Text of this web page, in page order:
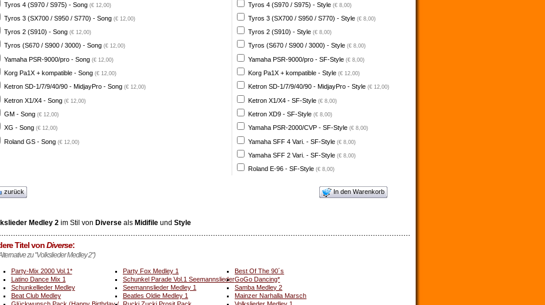
Tyros 4 (S970 / S975) - Song (€ 12,00)
Tyros 3 (SX700 / S950 / S770) - Song (€ 12,00)
Tyros 2 (S910) - Song (€ 12,00)
Tyros (S670 / S900 / 3000) - Song (€ 12,00)
Yamaha PSR-9000/pro - Song (€ 12,00)
Korg Pa1X + kompatible - Song (€ 12,00)
Ketron SD-1/7/9/40/90 - MidjayPro - Song (€ 12,00)
Ketron X1/X4 - Song (€ 12,00)
GM - Song (€ 12,00)
XG - Song (€ 12,00)
Roland GS - Song (€ 12,00)
Tyros 4 (S970 / S975) - Style (€ 8,00)
Tyros 3 (SX700 / S950 / S770) - Style (€ 8,00)
Tyros 2 (S910) - Style (€ 8,00)
Tyros (S670 / S900 / 3000) - Style (€ 8,00)
Yamaha PSR-9000/pro - SF-Style (€ 8,00)
Korg Pa1X + kompatible - Style (€ 12,00)
Ketron SD-1/7/9/40/90 - MidjayPro - Style (€ 12,00)
Ketron X1/X4 - SF-Style (€ 8,00)
Ketron XD9 - SF-Style (€ 8,00)
Yamaha PSR-2000/CVP - SF-Style (€ 8,00)
Yamaha SFF 4 Vari. - SF-Style (€ 8,00)
Yamaha SFF 2 Vari. - SF-Style (€ 8,00)
Roland E-96 - SF-Style (€ 8,00)
zurück In den Warenkorb
Medley 2im Stil von Diverseals Midifileund Style
Titel vonDiverse:
zu "Volkslieder Medley 2")
Party-Mix 2000 Vol.1* Party Fox Medley 1
Best Of The 90´s
Latino Dance Mix 1
Schunkel Parade Vol.1 SeemannsliederGoGo Dancing*
Schunkellieder Medley
Seemannslieder Medley 1
Samba Medley 2
Beat Club Medley
Beatles Oldie Medley 1
Mainzer Narhalla Marsch